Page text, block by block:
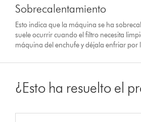
Sobrecalentamiento
Esto indica que la máquina se ha
suele ocurrir cuando el filtro necesita
máquina del enchufe y déjala enfriar por
¿Esto ha resuelto el